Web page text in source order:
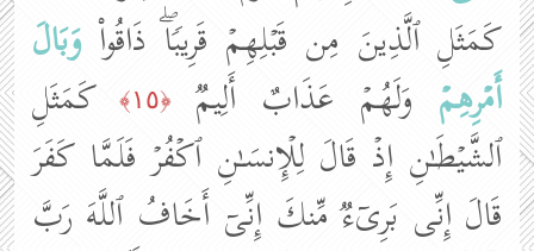
كَمَثَلِ ٱلَّذِینَ مِن قَبۡلِهِمۡ قَرِیبࣰاۖ ذَاقُوا۟ وَبَالَ
أَمۡرِهِمۡ وَلَهُمۡ عَذَابٌ أَلِیمࣱ ﴿١٥﴾
كَمَثَلِ
ٱلشَّیۡطَـٰنِ إِذۡ قَالَ لِلۡإِنسَـٰنِ ٱكۡفُرۡ فَلَمَّا كَفَرَ
قَالَ إِنِّی بَرِیۤءࣱ مِّنكَ إِنِّیۤ أَخَافُ ٱللَّهَ رَبَّ